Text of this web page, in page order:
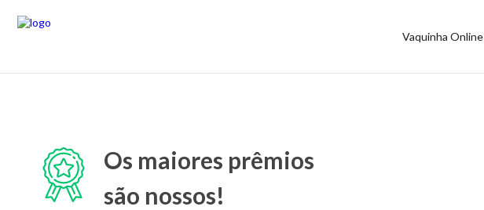
Vaquinha Online
Os maiores prêmios
são nossos!